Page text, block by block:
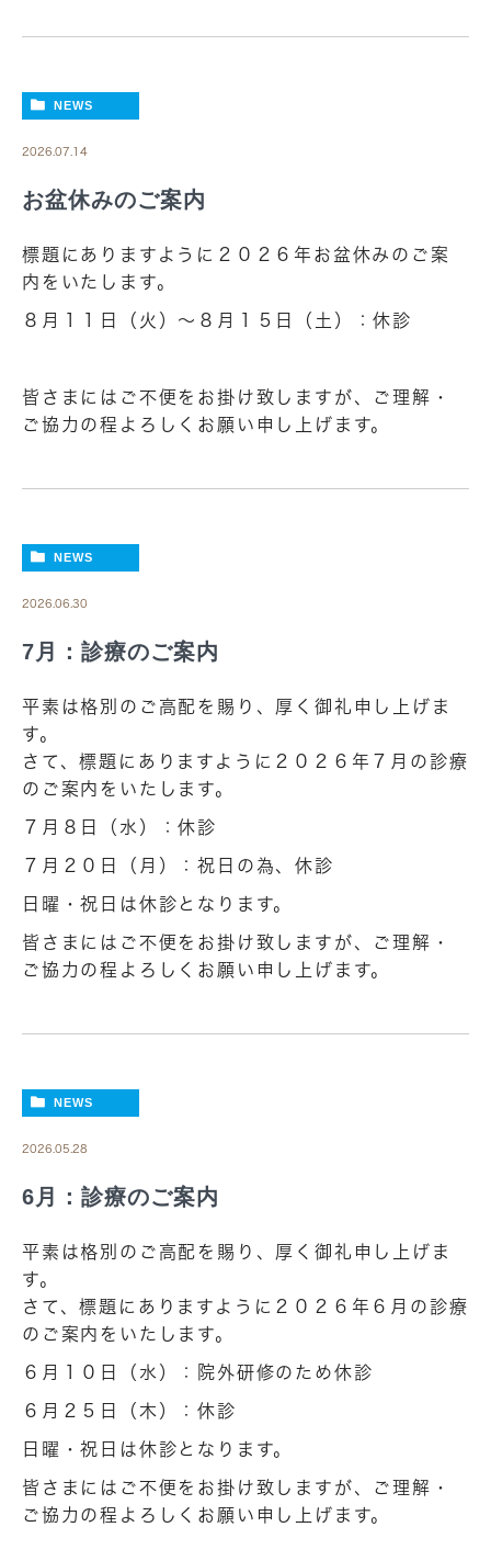
NEWS
2026.07.14
お盆休みのご案内
標題にありますように２０２６年お盆休みのご案
内をいたします。
８月１１日（火）～８月１５日（土）：休診
皆さまにはご不便をお掛け致しますが、ご理解・
ご協力の程よろしくお願い申し上げます。
NEWS
2026.06.30
7月：診療のご案内
平素は格別のご高配を賜り、厚く御礼申し上げま
す。
さて、標題にありますように２０２６年７月の診療
のご案内をいたします。
７月８日（水）：休診
７月２０日（月）：祝日の為、休診
日曜・祝日は休診となります。
皆さまにはご不便をお掛け致しますが、ご理解・
ご協力の程よろしくお願い申し上げます。
NEWS
2026.05.28
6月：診療のご案内
平素は格別のご高配を賜り、厚く御礼申し上げま
す。
さて、標題にありますように２０２６年６月の診療
のご案内をいたします。
６月１０日（水）：院外研修のため休診
６月２５日（木）：休診
日曜・祝日は休診となります。
皆さまにはご不便をお掛け致しますが、ご理解・
ご協力の程よろしくお願い申し上げます。